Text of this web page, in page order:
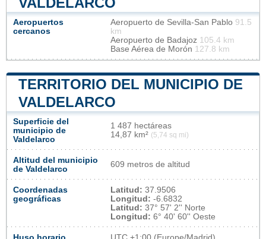
Aeropuertos
cercanos
Aeropuerto de Sevilla-San Pablo 91.5
km
Aeropuerto de Badajoz 105.4 km
Base Aérea de Morón 127.8 km
TERRITORIO DEL MUNICIPIO DE
VALDELARCO
Superficie del
municipio de
Valdelarco
1 487 hectáreas
14,87 km² (5,74 sq mi)
Altitud del municipio
de Valdelarco
609 metros de altitud
Coordenadas
geográficas
Latitud: 37.9506
Longitud: -6.6832
Latitud: 37° 57' 2'' Norte
Longitud: 6° 40' 60'' Oeste